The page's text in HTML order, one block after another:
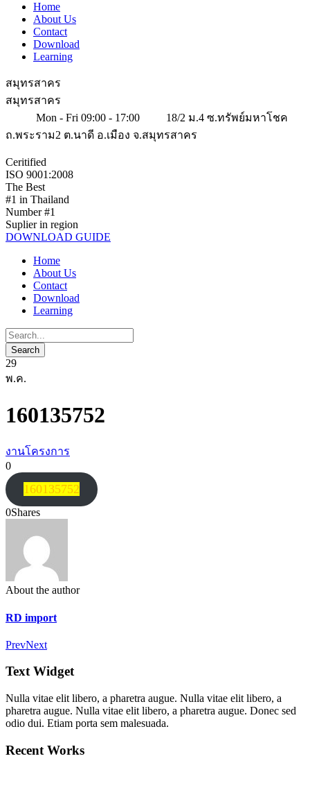
Home
About Us
Contact
Download
Learning
สมุทรสาคร
สมุทรสาคร
Mon - Fri 09:00 - 17:00
18/2 ม.4 ซ.ทรัพย์มหาโชค
ถ.พระราม2 ต.นาดี อ.เมือง จ.สมุทรสาคร
Ceritified
ISO 9001:2008
The Best
#1 in Thailand
Number #1
Suplier in region
DOWNLOAD GUIDE
Home
About Us
Contact
Download
Learning
29
พ.ค.
160135752
งานโครงการ
0
160135752
0Shares
About the author
RD import
PrevNext
Text Widget
Nulla vitae elit libero, a pharetra augue. Nulla vitae elit libero, a
pharetra augue. Nulla vitae elit libero, a pharetra augue. Donec sed
odio dui. Etiam porta sem malesuada.
Recent Works